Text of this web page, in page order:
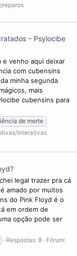
Roll Hall of
Dark Side of the
vendidos de todos
– Psylocibe
e venho aqui deixar
com cubensins
minha segunda
mais
cubensins para
de morte
Interativas
legal trazer pra cá
amado por muitos
do Pink Floyd é o
em ordem de
opção pode ser
Respostas: 8
Fórum: